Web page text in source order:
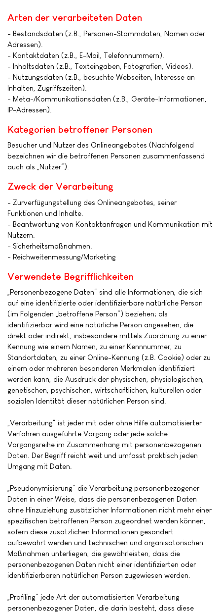
Arten der verarbeiteten Daten
- Bestandsdaten (z.B., Personen-Stammdaten, Namen oder
Adressen).
- Kontaktdaten (z.B., E-Mail, Telefonnummern).
- Inhaltsdaten (z.B., Texteingaben, Fotografien, Videos).
- Nutzungsdaten (z.B., besuchte Webseiten, Interesse an
Inhalten, Zugriffszeiten).
- Meta-/Kommunikationsdaten (z.B., Geräte-Informationen,
IP-Adressen).
Kategorien betroffener Personen
Besucher und Nutzer des Onlineangebotes (Nachfolgend
bezeichnen wir die betroffenen Personen zusammenfassend
auch als „Nutzer“).
Zweck der Verarbeitung
- Zurverfügungstellung des Onlineangebotes, seiner
Funktionen und Inhalte.
- Beantwortung von Kontaktanfragen und Kommunikation mit
Nutzern.
- Sicherheitsmaßnahmen.
- Reichweitenmessung/Marketing
Verwendete Begrifflichkeiten
„Personenbezogene Daten“ sind alle Informationen, die sich
auf eine identifizierte oder identifizierbare natürliche Person
(im Folgenden „betroffene Person“) beziehen; als
identifizierbar wird eine natürliche Person angesehen, die
direkt oder indirekt, insbesondere mittels Zuordnung zu einer
Kennung wie einem Namen, zu einer Kennnummer, zu
Standortdaten, zu einer Online-Kennung (z.B. Cookie) oder zu
einem oder mehreren besonderen Merkmalen identifiziert
werden kann, die Ausdruck der physischen, physiologischen,
genetischen, psychischen, wirtschaftlichen, kulturellen oder
sozialen Identität dieser natürlichen Person sind.
„Verarbeitung“ ist jeder mit oder ohne Hilfe automatisierter
Verfahren ausgeführte Vorgang oder jede solche
Vorgangsreihe im Zusammenhang mit personenbezogenen
Daten. Der Begriff reicht weit und umfasst praktisch jeden
Umgang mit Daten.
„Pseudonymisierung“ die Verarbeitung personenbezogener
Daten in einer Weise, dass die personenbezogenen Daten
ohne Hinzuziehung zusätzlicher Informationen nicht mehr einer
spezifischen betroffenen Person zugeordnet werden können,
sofern diese zusätzlichen Informationen gesondert
aufbewahrt werden und technischen und organisatorischen
Maßnahmen unterliegen, die gewährleisten, dass die
personenbezogenen Daten nicht einer identifizierten oder
identifizierbaren natürlichen Person zugewiesen werden.
„Profiling“ jede Art der automatisierten Verarbeitung
personenbezogener Daten, die darin besteht, dass diese